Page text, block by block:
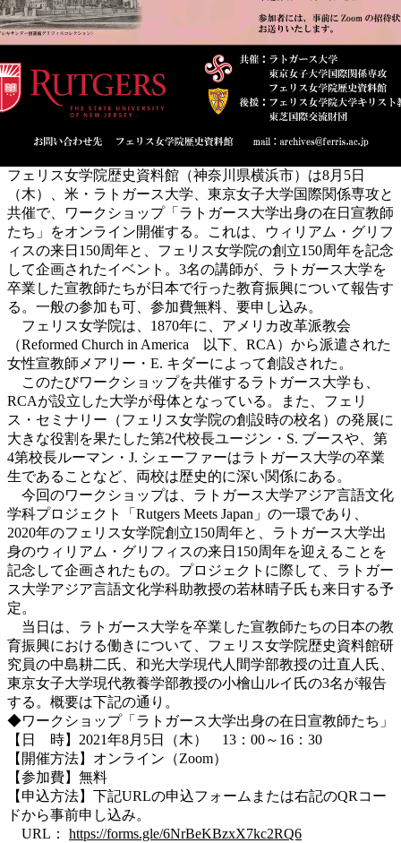
フェリス女学院歴史資料館（神奈川県横浜市）は8月5日
（木）、米・ラトガース大学、東京女子大学国際関係専攻と
共催で、ワークショップ「ラトガース大学出身の在日宣教師
たち」をオンライン開催する。これは、ウィリアム・グリフ
ィスの来日150周年と、フェリス女学院の創立150周年を記念
して企画されたイベント。3名の講師が、ラトガース大学を
卒業した宣教師たちが日本で行った教育振興について報告す
る。一般の参加も可、参加費無料、要申し込み。
フェリス女学院は、1870年に、アメリカ改革派教会
（Reformed Church in America 以下、RCA）から派遣された
女性宣教師メアリー・E. キダーによって創設された。
このたびワークショップを共催するラトガース大学も、
RCAが設立した大学が母体となっている。また、フェリ
ス・セミナリー（フェリス女学院の創設時の校名）の発展に
大きな役割を果たした第2代校長ユージン・S. ブースや、第
4第校長ルーマン・J. シェーファーはラトガース大学の卒業
生であることなど、両校は歴史的に深い関係にある。
今回のワークショップは、ラトガース大学アジア言語文化
学科プロジェクト「Rutgers Meets Japan」の一環であり、
2020年のフェリス女学院創立150周年と、ラトガース大学出
身のウィリアム・グリフィスの来日150周年を迎えることを
記念して企画されたもの。プロジェクトに際して、ラトガー
ス大学アジア言語文化学科助教授の若林晴子氏も来日する予
定。
当日は、ラトガース大学を卒業した宣教師たちの日本の教
育振興における働きについて、フェリス女学院歴史資料館研
究員の中島耕二氏、和光大学現代人間学部教授の辻直人氏、
東京女子大学現代教養学部教授の小檜山ルイ氏の3名が報告
する。概要は下記の通り。
◆ワークショップ「ラトガース大学出身の在日宣教師たち」
【日 時】2021年8月5日（木） 13：00～16：30
【開催方法】オンライン（Zoom）
【参加費】無料
【申込方法】下記URLの申込フォームまたは右記のQRコー
ドから事前申し込み。
URL： https://forms.gle/6NrBeKBzxX7kc2RQ6